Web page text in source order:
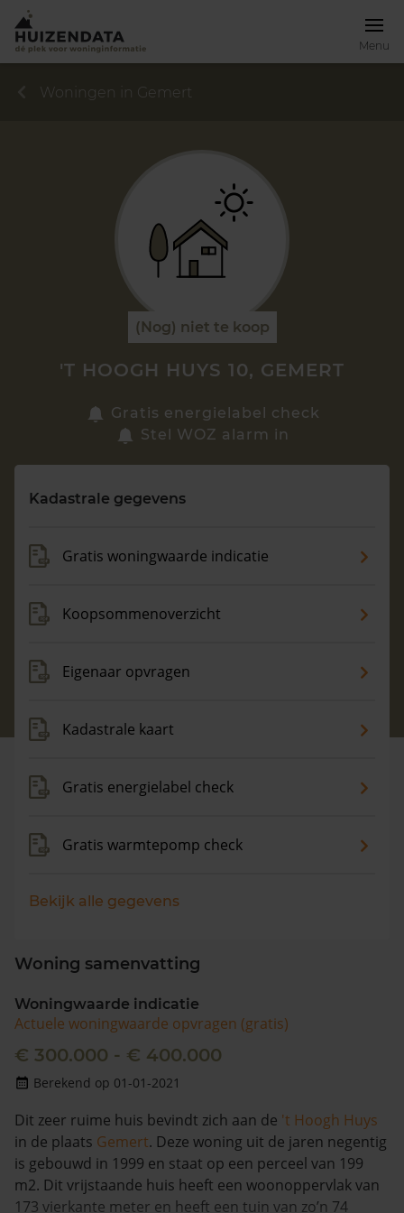
Menu
Zoek een woning
Maandag t/m vrijdag - 08:00 -18:00
Woningen in Gemert
(Nog) niet te koop
'T HOOGH HUYS 10, GEMERT
Gratis energielabel check
Stel WOZ alarm in
Kadastrale gegevens
Gratis woningwaarde indicatie
Koopsommenoverzicht
Eigenaar opvragen
Kadastrale kaart
Gratis energielabel check
Gratis warmtepomp check
Bekijk alle gegevens
Woning samenvatting
Woningwaarde indicatie
Actuele woningwaarde opvragen (gratis)
€ 300.000 - € 400.000
Berekend op 01-01-2021
Dit zeer ruime huis bevindt zich aan de 't Hoogh Huys
in de plaats Gemert. Deze woning uit de jaren negentig
is gebouwd in 1999 en staat op een perceel van 199
m2. Dit vrijstaande huis heeft een woonoppervlak van
173 vierkante meter en heeft een tuin van zo’n 74